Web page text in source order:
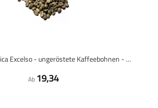
Kolumbien Arabica Excelso - ungeröstete Kaffeebohnen - 1 Kilo
Ab 19,34